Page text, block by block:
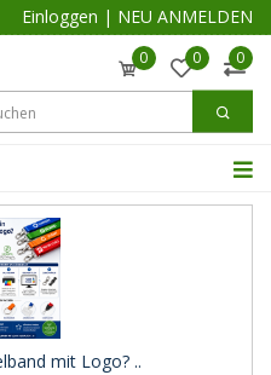
Einloggen | NEU ANMELDEN
0 0 0
mit Logo? ..